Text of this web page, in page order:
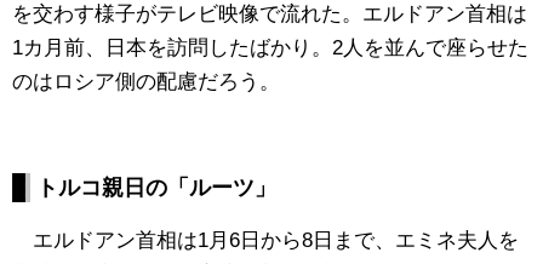
を交わす様子がテレビ映像で流れた。エルドアン首相は
1カ月前、日本を訪問したばかり。2人を並んで座らせた
のはロシア側の配慮だろう。
トルコ親日の「ルーツ」
エルドアン首相は1月6日から8日まで、エミネ夫人を